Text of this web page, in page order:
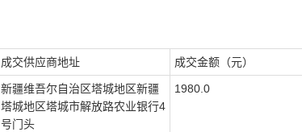
成交供应商地址 成交金额（元）
新疆维吾尔自治区塔城地区新疆
塔城地区塔城市解放路农业银行4
号门头
1980.0